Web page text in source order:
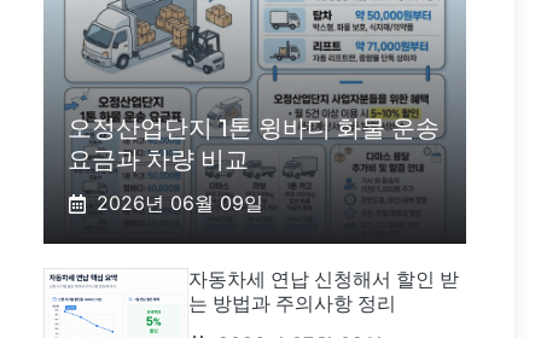
오정산업단지 1톤 윙바디 화물 운송
요금과 차량 비교
2026년 06월 09일
자동차세 연납 신청해서 할인 받
는 방법과 주의사항 정리